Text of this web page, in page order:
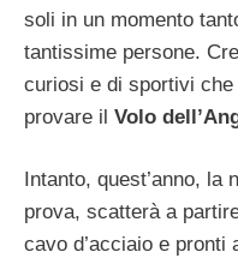
soli in un momento
tantissime persone.
curiosi e di sportivi
provare il Volo
Intanto, quest’anno, la
prova, scatterà a
cavo d’acciaio e pronti